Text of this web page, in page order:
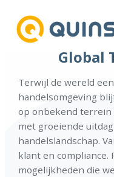
naar
Global
Terwijl de wereld
handelsomgeving
op onbekend terrein
met groeiende
handelslandschap.
klant en
mogelijkheden die